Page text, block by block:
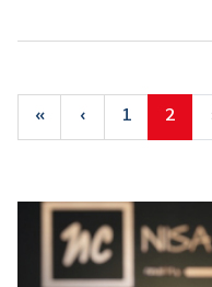
« ‹ 1 2